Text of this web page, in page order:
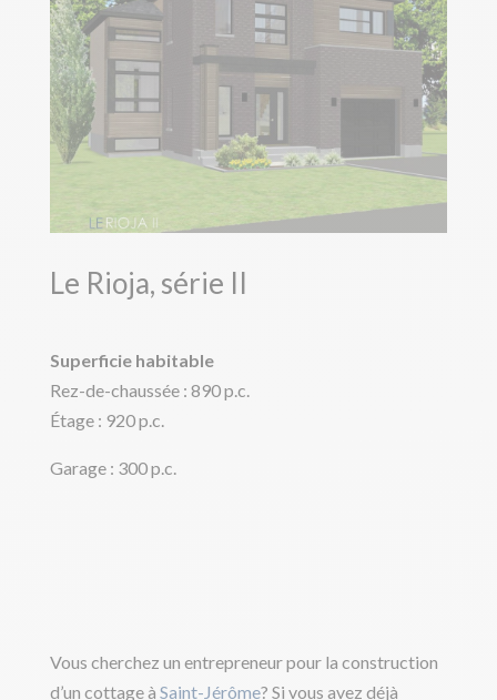
Le Rioja, série II
Superficie habitable
Rez-de-chaussée : 890 p.c.
Étage : 920 p.c.
Garage : 300 p.c.
Vous cherchez un entrepreneur pour la construction
d’un cottage à Saint-Jérôme? Si vous avez déjà